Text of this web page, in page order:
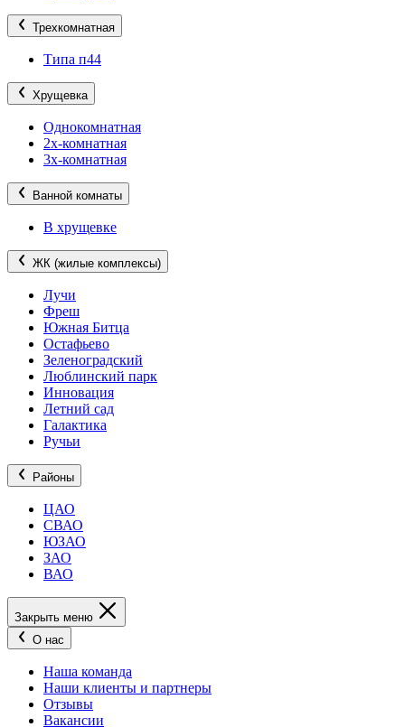
Трехкомнатная
Типа п44
Хрущевка
Однокомнатная
2х-комнатная
3х-комнатная
Ванной комнаты
В хрущевке
ЖК (жилые комплексы)
Лучи
Фреш
Южная Битца
Остафьево
Зеленоградский
Люблинский парк
Инновация
Летний сад
Галактика
Ручьи
Районы
ЦАО
СВАО
ЮЗАО
ЗАО
ВАО
Закрыть меню
О нас
Наша команда
Наши клиенты и партнеры
Отзывы
Вакансии